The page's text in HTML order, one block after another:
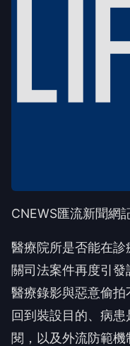
CNEWS匯流新聞網
醫療院所是否能在
關司法案件再度引發
醫療錄影與惡意偷
回到裝設目的、病
閱，以及外流防範